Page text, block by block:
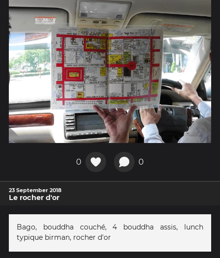
0 0
23 September 2018
Le rocher d'or
Bago, bouddha couché, 4 bouddha assis, lunch
typique birman, rocher d'or